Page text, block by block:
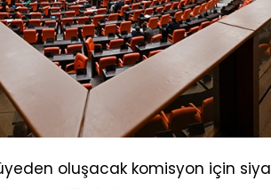
üyeden oluşacak komisyon için